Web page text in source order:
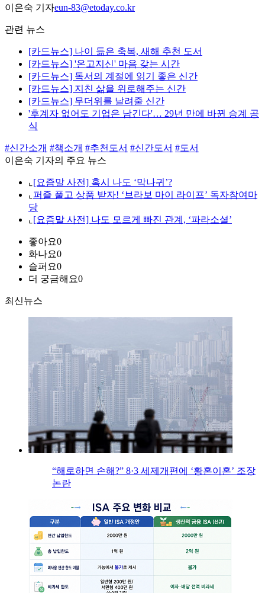
이은숙 기자eun-83@etoday.co.kr
관련 뉴스
[카드뉴스] 나이 듦은 축복, 새해 추천 도서
[카드뉴스] '온고지신' 마음 갖는 시간
[카드뉴스] 독서의 계절에 읽기 좋은 신간
[카드뉴스] 지친 삶을 위로해주는 신간
[카드뉴스] 무더위를 날려줄 신간
'후계자 없어도 기업은 남긴다'… 29년 만에 바뀐 승계 공
식
#신간소개 #책소개 #추천도서 #신간도서 #도서
이은숙 기자의 주요 뉴스
⌞ [요즘말 사전] 혹시 나도 ‘막나귀’?
⌞ 퍼즐 풀고 상품 받자! ‘브라보 마이 라이프’ 독자참여마
당
⌞ [요즘말 사전] 나도 모르게 빠진 관계, ‘파라소셜’
좋아요0
화나요0
슬퍼요0
더 궁금해요0
최신뉴스
“해로하면 손해?” 8·3 세제개편에 ‘황혼이혼’ 조장
논란